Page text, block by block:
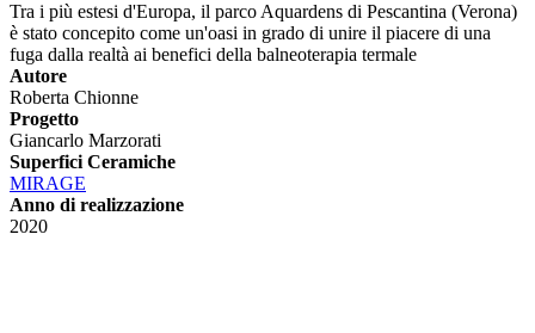
Tra i più estesi d'Europa, il parco Aquardens di Pescantina (Verona)
è stato concepito come un'oasi in grado di unire il piacere di una
fuga dalla realtà ai benefici della balneoterapia termale
Autore
Roberta Chionne
Progetto
Giancarlo Marzorati
Superfici Ceramiche
MIRAGE
Anno di realizzazione
2020